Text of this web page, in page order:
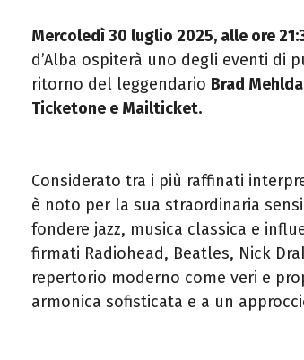
Mercoledì 30 luglio 2025, alle ore
d’Alba ospiterà uno degli eventi di
ritorno del leggendario Brad
Ticketone e Mailticket.
Considerato tra i più raffinati
è noto per la sua straordinaria
fondere jazz, musica classica e
firmati Radiohead, Beatles, Nick
repertorio moderno come veri e
armonica sofisticata e a un